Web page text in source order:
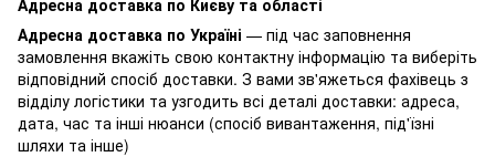
Адресна доставка по Україні — під час заповнення
замовлення вкажіть свою контактну інформацію та виберіть
відповідний спосіб доставки. З вами зв'яжеться фахівець з
відділу логістики та узгодить всі деталі доставки: адреса,
дата, час та інші нюанси (спосіб вивантаження, під'їзні
шляхи та інше)